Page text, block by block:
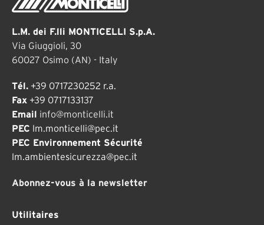
L.M. dei F.lli MONTICELLI S.p.A.
Via Giuggioli, 30
60027 Osimo (AN) - Italy
Tél. +39 0717230252 r.a.
Fax +39 0717133137
Email info@monticelli.it
PEC lm.monticelli@pec.it
PEC Environnement Sécurité
lm.ambientesicurezza@pec.it
Abonnez-vous à la newsletter
Utilitaires